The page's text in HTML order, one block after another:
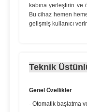
kabına yerleştirin ve
Bu cihaz hemen
gelişmiş kullanıcı
Teknik
Genel Özellikler
- Otomatik başlatma